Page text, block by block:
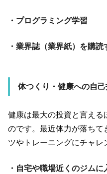
・プログラミング学習
・業界誌（業界紙）を購読
体つくり・健康への自
健康は最大の投資と言える
のです。最近体力が落ちて
ツやトレーニングにチャレ
・自宅や職場近くのジムに